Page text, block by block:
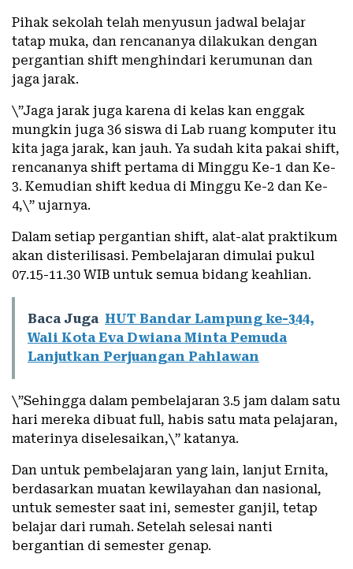
Pihak sekolah telah menyusun jadwal belajar
tatap muka, dan rencananya dilakukan dengan
pergantian shift menghindari kerumunan dan
jaga jarak.
\”Jaga jarak juga karena di kelas kan enggak
mungkin juga 36 siswa di Lab ruang komputer itu
kita jaga jarak, kan jauh. Ya sudah kita pakai shift,
rencananya shift pertama di Minggu Ke-1 dan Ke-
3. Kemudian shift kedua di Minggu Ke-2 dan Ke-
4,\” ujarnya.
Dalam setiap pergantian shift, alat-alat praktikum
akan disterilisasi. Pembelajaran dimulai pukul
07.15-11.30 WIB untuk semua bidang keahlian.
Baca Juga HUT Bandar Lampung ke-344,
Wali Kota Eva Dwiana Minta Pemuda
Lanjutkan Perjuangan Pahlawan
\”Sehingga dalam pembelajaran 3.5 jam dalam satu
hari mereka dibuat full, habis satu mata pelajaran,
materinya diselesaikan,\” katanya.
Dan untuk pembelajaran yang lain, lanjut Ernita,
berdasarkan muatan kewilayahan dan nasional,
untuk semester saat ini, semester ganjil, tetap
belajar dari rumah. Setelah selesai nanti
bergantian di semester genap.